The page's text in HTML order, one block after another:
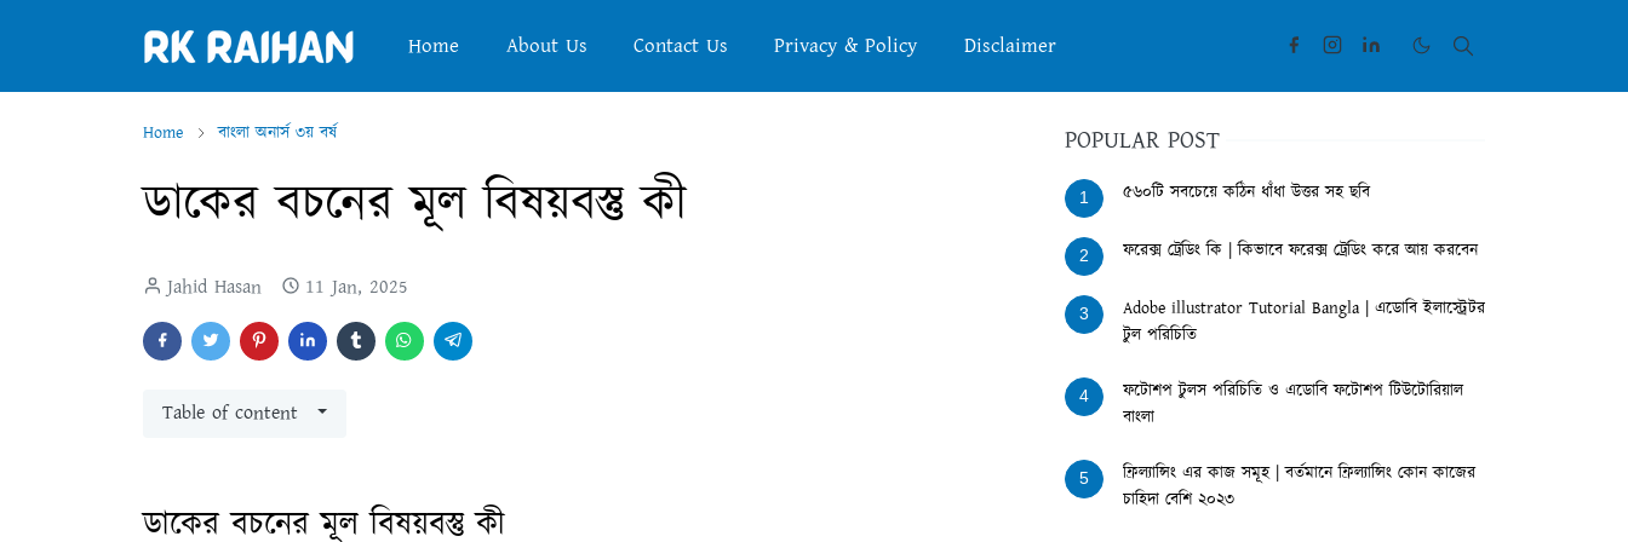
Home About Us Contact Us Privacy & Policy Disclaimer
Home বাংলা অনার্স ৩য় বর্ষ
ডাকের বচনের মূল বিষয়বস্তু কী
Jahid Hasan 11 Jan, 2025
Table of content
ডাকের বচনের মূল বিষয়বস্তু কী
POPULAR POST
1 ৫৬০টি সবচেয়ে কঠিন ধাঁধা উত্তর সহ ছবি
2 ফরেক্স ট্রেডিং কি | কিভাবে ফরেক্স ট্রেডিং করে আয় করবেন
3
Adobe illustrator Tutorial Bangla | এডোবি ইলাস্ট্রেটর
টুল পরিচিতি
4
ফটোশপ টুলস পরিচিতি ও এডোবি ফটোশপ টিউটোরিয়াল
বাংলা
5
ফ্রিল্যান্সিং এর কাজ সমূহ | বর্তমানে ফ্রিল্যান্সিং কোন কাজের
চাহিদা বেশি ২০২৩